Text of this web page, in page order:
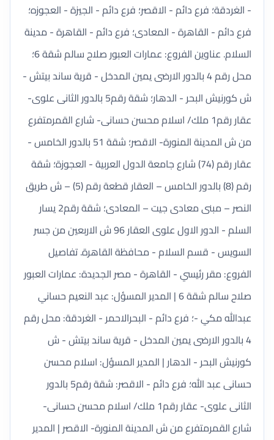
- الغردقة؛ فرع دائم - الاقصر؛ فرع دائم - الجيزة - العجوزه؛
فرع دائم - القاهرة - المعادى؛ فرع دائم - القاهرة - مدينة
السلام. عناوين الفروع: عمارات العبور صلاح سالم شقة 6؛
محل رقم 4 بالدور الارضى يمين المدخل - قرية ساند بيتش -
ش كورنيش البحر - الدهار؛ شقة رقم5 بالدور الثانى علوى-
عقار رقم1 ملك/ اسلام محسن حسانى- شارع القمرمتفرع
من ش المدينة المنورة- الاقصر؛ شقة 51 بالدور الخامس -
عقار رقم (74) شارع جامعة الدول العربية - العجوزة؛ شقة
رقم (8) بالدور الخامس – العقار قطعة رقم (5) – ش طريق
النصر – مبنى معادى جيت – المعادى؛ شقة رقم2 يسار
السلم - الدور الاول علوى العقار 96 ش الاربعين من جسر
السويس - قسم السلام - محافظة القاهرة. تفاصيل
الفروع: مقر رئيسي - القاهرة - مصر الجديدة: عمارات العبور
صلاح سالم شقة 6 | المدير المسؤل: عبد النعيم حساني
عبدالله مكي -؛ فرع دائم - البحرالاحمر - الغردقة: محل رقم
4 بالدور الارضى يمين المدخل - قرية ساند بيتش - ش
كورنيش البحر - الدهار | المدير المسؤل: اسلام محسن
حسانى عبد الله؛ فرع دائم - الاقصر: شقة رقم5 بالدور
الثانى علوى- عقار رقم1 ملك/ اسلام محسن حسانى-
شارع القمرمتفرع من ش المدينة المنورة- الاقصر | المدير